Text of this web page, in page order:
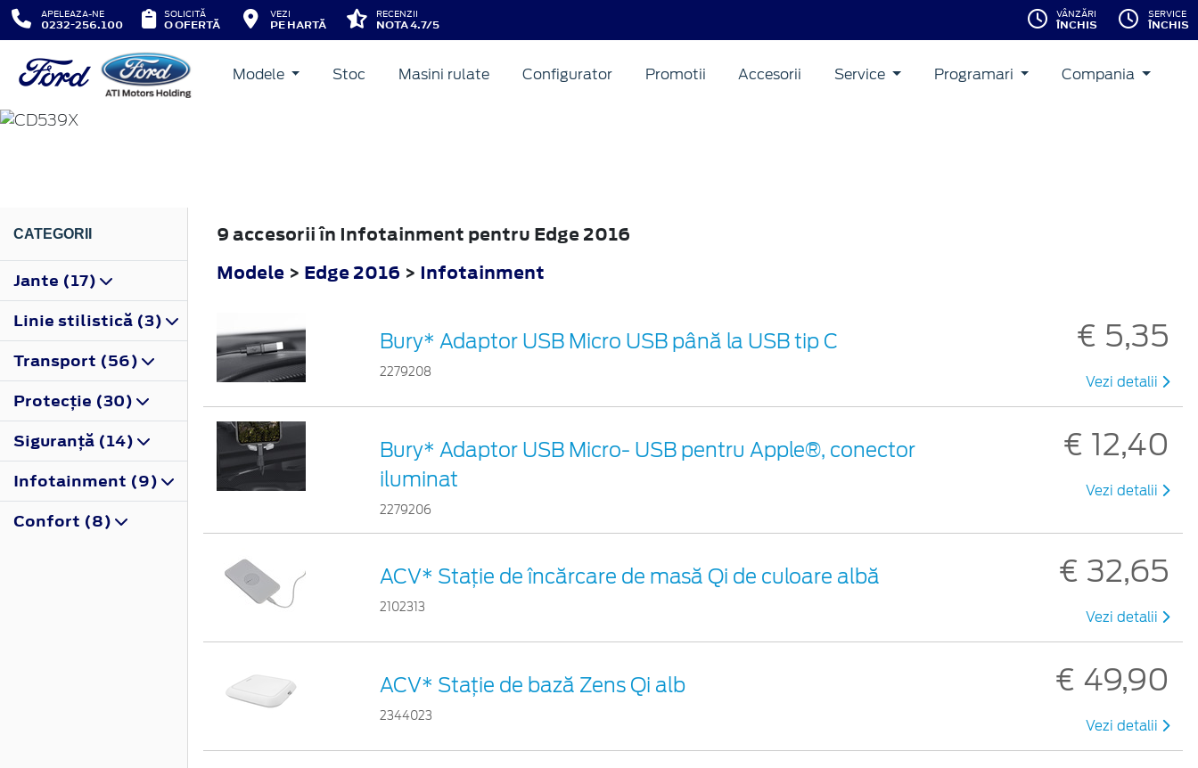
APELEAZA-NE
0232-256.100
SOLICITĂ
O OFERTĂ
VEZI
PE HARTĂ
RECENZII
NOTA 4.7/5
VÂNZĂRI
ÎNCHIS
SERVICE
ÎNCHIS
Modele Stoc Masini rulate Configurator Promotii Accesorii Service Programari Compania
EDGE
CATEGORII
Jante (17)
Linie stilistică (3)
Transport (56)
Protecţie (30)
Siguranţă (14)
Infotainment (9)
Confort (8)
9 accesorii în Infotainment pentru Edge 2016
Modele > Edge 2016 > Infotainment
Bury* Adaptor USB Micro USB până la USB tip C
2279208
€ 5,35
Vezi detalii
Bury* Adaptor USB Micro- USB pentru Apple®, conector
iluminat
2279206
€ 12,40
Vezi detalii
ACV* Stație de încărcare de masă Qi de culoare albă
2102313
€ 32,65
Vezi detalii
ACV* Stație de bază Zens Qi alb
2344023
€ 49,90
Vezi detalii